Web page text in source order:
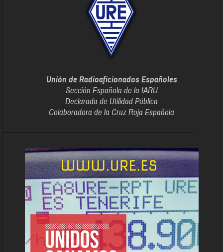
Unión de Radioaficionados Españoles
Sección Española de la IARU
Declarada de Utilidad Pública
Colaboradora de la Cruz Roja Española